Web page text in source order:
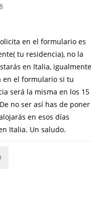
en el formulario es
tu residencia), no la
en Italia, igualmente
en el formulario si tu
será la misma en los 15
no ser así has de poner
en esos días
Italia. Un saludo.